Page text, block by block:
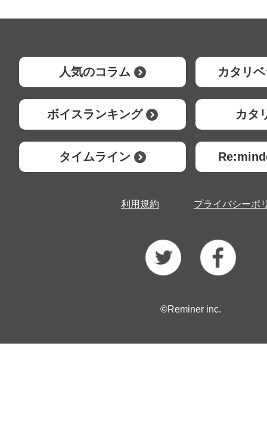
人気のコラム カタリ
ボイスランキング カタ
タイムライン
利用規約 プライバシーポ
©Reminer inc.